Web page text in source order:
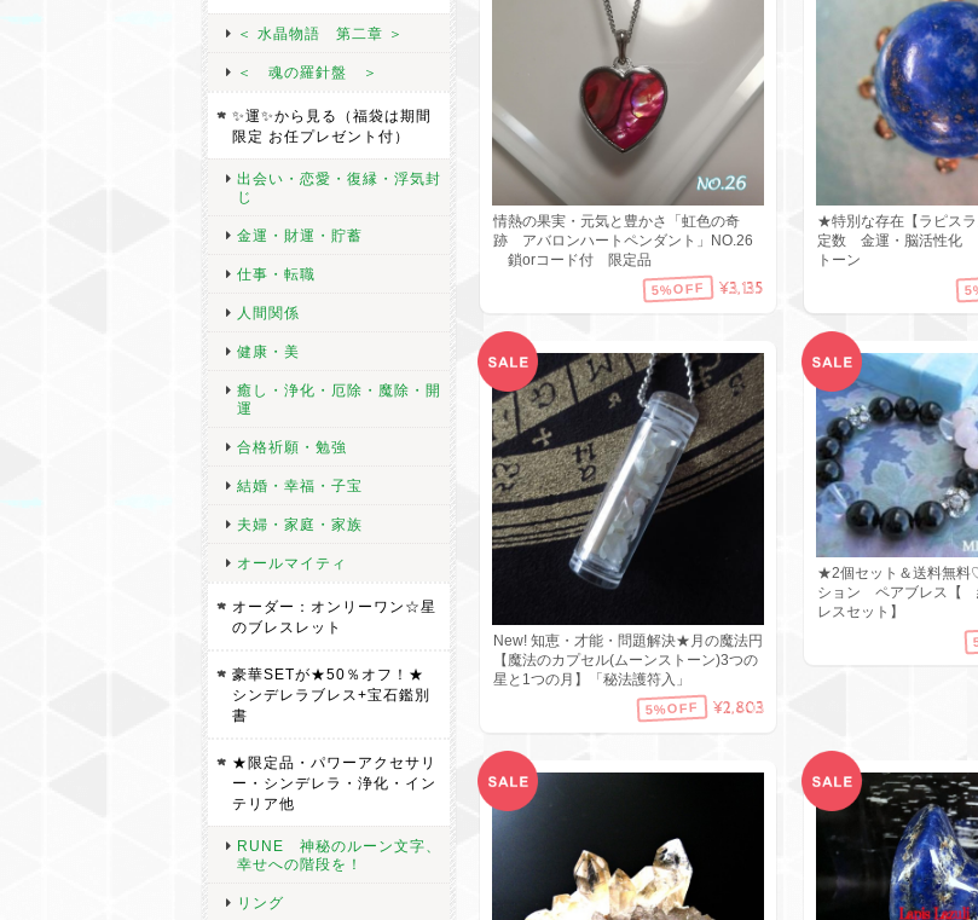
情熱の果実・元気と豊かさ「虹色の奇
跡 アバロンハートペンダント」NO.26
鎖orコード付 限定品
5%OFF ¥3,135
★特別な存在【ラピス
定数 金運・脳活性化
トーン
New! 知恵・才能・問題解決★月の魔法円
【魔法のカプセル(ムーンストーン)3つの
星と1つの月】「秘法護符入」
5%OFF ¥2,803
★2個セット＆送料無料
ション ペアブレス【
レスセット】
＜ 水晶物語 第二章 ＞
＜ 魂の羅針盤 ＞
✨運✨から見る（福袋は期間
限定 お任プレゼント付）
出会い・恋愛・復縁・浮気封
じ
金運・財運・貯蓄
仕事・転職
人間関係
健康・美
癒し・浄化・厄除・魔除・開
運
合格祈願・勉強
結婚・幸福・子宝
夫婦・家庭・家族
オールマイティ
オーダー：オンリーワン☆星
のブレスレット
豪華SETが★50％オフ！★
シンデレラブレス+宝石鑑別
書
★限定品・パワーアクセサリ
ー・シンデレラ・浄化・イン
テリア他
RUNE 神秘のルーン文字、
幸せへの階段を！
リング